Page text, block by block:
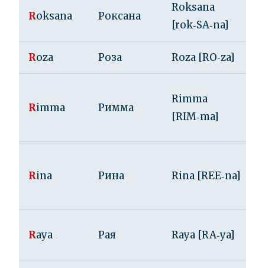
Roksana Роксана
Roksana
[rok‑SA‑na]
Roza Роза Roza [RO‑za]
Rimma Римма
Rimma
[RIM‑ma]
Rina Рина Rina [REE‑na]
Raya Рая Raya [RA‑ya]